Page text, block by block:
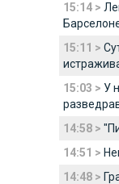
15:14 >
15:11 >
15:03 > У
14:58 >
14:51 >
14:48 >